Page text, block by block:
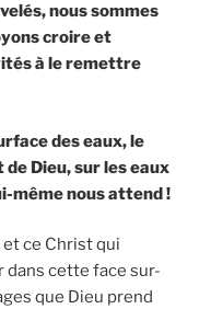
nous sommes
croire et
à le remettre
des eaux, le
de Dieu, sur les eaux
même nous attend !
et ce Christ qui
dans cette face sur-
que Dieu prend